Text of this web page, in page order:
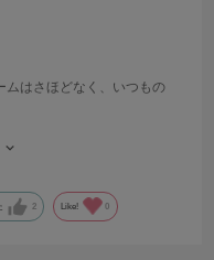
ムはさほどなく、いつもの
ップではありますが、カ
わせて使用していきま
2 Like! 0